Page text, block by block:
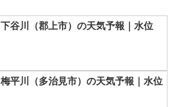
下谷川（郡上市）の天気予報｜水位
梅平川（多治見市）の天気予報｜水位